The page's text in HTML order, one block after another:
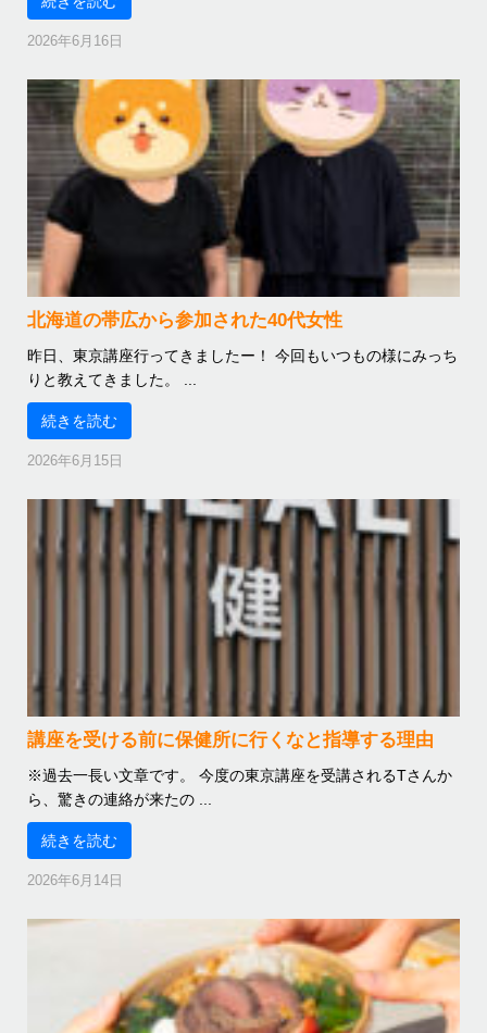
2026年6月16日
北海道の帯広から参加された40代女性
昨日、東京講座行ってきましたー！ 今回もいつもの様にみっち
りと教えてきました。 ...
続きを読む
2026年6月15日
講座を受ける前に保健所に行くなと指導する理由
※過去一長い文章です。 今度の東京講座を受講されるTさんか
ら、驚きの連絡が来たの ...
続きを読む
2026年6月14日